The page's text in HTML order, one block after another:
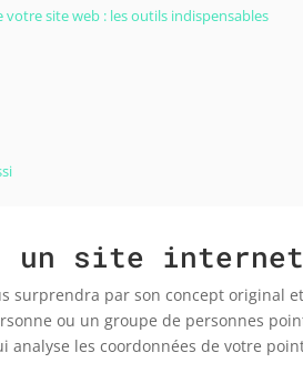
site web : les outils indispensables
un site
surprendra par son concept original
ou un groupe de personnes
les coordonnées de votre